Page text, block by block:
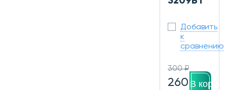
Добавить
к
сравнению
300 ₽
260 В